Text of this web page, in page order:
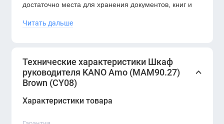
достаточно места для хранения документов, книг и
из прочных материалов, шкаф гарантирует
долговечность и надежность в использовании, что
особенно важно для интенсивной эксплуатации в
офисе.
Функциональность:
Читать дальше
Технические характеристики Шкаф
руководителя KANO Amo (MAM90.27)
Brown (CY08)
Характеристики товара